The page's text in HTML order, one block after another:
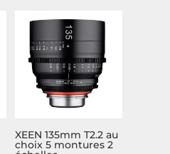
XEEN 135mm T2.2 au
choix 5 montures 2